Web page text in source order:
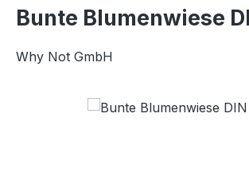
Bunte Blumenwiese
Why Not GmbH
Bildergalerie überspringen